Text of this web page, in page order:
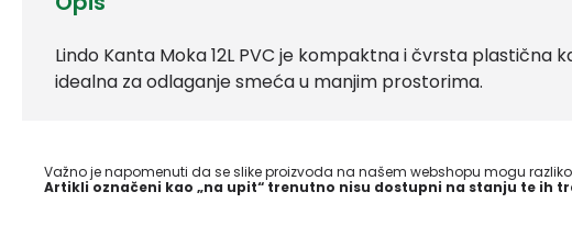
Lindo Kanta Moka 12L PVC je kompaktna i čvrsta plastična
idealna za odlaganje smeća u manjim prostorima.
Važno je napomenuti da se slike proizvoda na našem webshopu mogu
Artikli označeni kao „na upit“ trenutno nisu dostupni na stanju te ih